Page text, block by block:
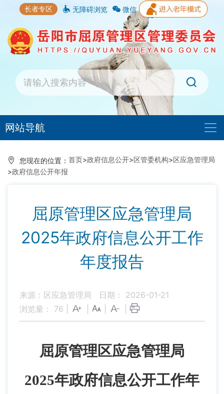
长者专区 无障碍浏览 微信
网站导航
您现在的位置： 首页>政府信息公开>区管委机构>区应急管理局
>政府信息公开年报
屈原管理区应急管理局
2025年政府信息公开工作
年度报告
来源：区应急管理局
日期： 2026-01-21
浏览量： 76
屈原管理区应急管理局
2025年政府信息公开工作年